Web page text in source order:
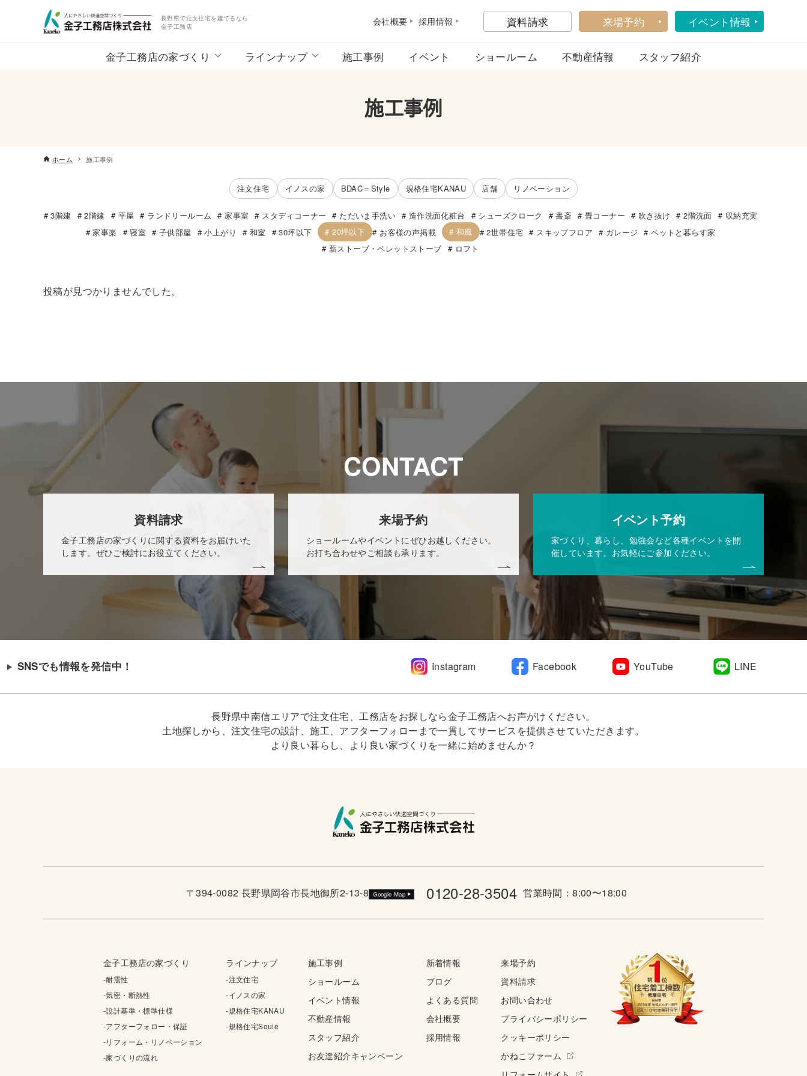
長野県で注文住宅を建てるなら
金子工務店
会社概要 採用情報 資料請求 来場予約 イベント情報
金子工務店の家づくり ラインナップ 施工事例 イベント ショールーム 不動産情報 スタッフ紹介
施工事例
ホーム 施工事例
注文住宅 イノスの家 BDAC＝Style 規格住宅KANAU 店舗 リノベーション
3階建 2階建 平屋 ランドリールーム 家事室 スタディコーナー ただいま手洗い 造作洗面化粧台 シューズクローク 書斎 畳コーナー 吹き抜け 2階洗面
収納充実
家事楽
寝室 子供部屋 小上がり 和室 30坪以下 20坪以下 お客様の声掲載 和風 2世帯住宅 スキップフロア ガレージ
ペットと暮らす家
薪ストーブ・ペレットストーブ
ロフト
投稿が見つかりませんでした。
CONTACT
資料請求
金子工務店の家づくりに関する資料をお届けいた
します。ぜひご検討にお役立てください。
来場予約
ショールームやイベントにぜひお越しください。
お打ち合わせやご相談も承ります。
イベント予約
家づくり、暮らし、勉強会など各種イベントを開
催しています。お気軽にご参加ください。
SNSでも情報を発信中！ Instagram Facebook YouTube LINE
長野県中南信エリアで注文住宅、工務店をお探しなら金子工務店へお声がけください。
土地探しから、注文住宅の設計、施工、アフターフォローまで一貫してサービスを提供させていただきます。
より良い暮らし、より良い家づくりを一緒に始めませんか？
〒394-0082 長野県岡谷市長地御所2-13-8 Google Map 0120-28-3504 営業時間：8:00〜18:00
金子工務店の家づくり
-耐震性
-気密・断熱性
-設計基準・標準仕様
-アフターフォロー・保証
-リフォーム・リノベーション
-家づくりの流れ
ラインナップ
-注文住宅
-イノスの家
-規格住宅KANAU
-規格住宅Souie
施工事例
ショールーム
イベント情報
不動産情報
スタッフ紹介
お友達紹介キャンペーン
新着情報
ブログ
よくある質問
会社概要
採用情報
来場予約
資料請求
お問い合わせ
プライバシーポリシー
クッキーポリシー
かねこファーム